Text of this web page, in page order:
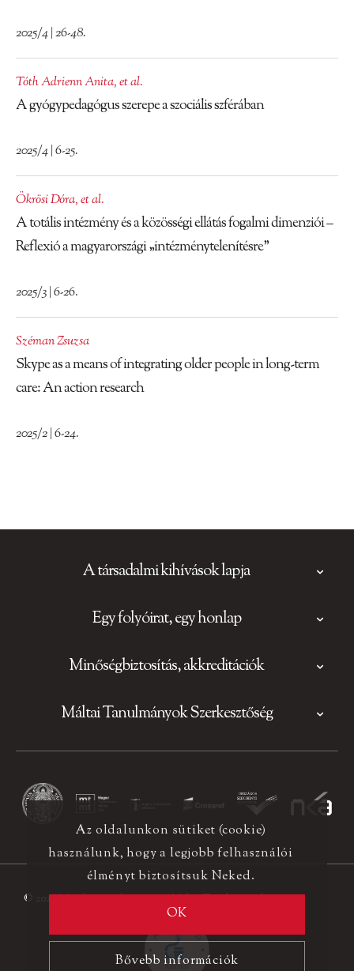
2025/4 | 26-48.
Tóth Adrienn Anita,et al.
A gyógypedagógus szerepe a szociális szférában
2025/4 | 6-25.
Ökrösi Dóra,et al.
A totális intézmény és a közösségi ellátás fogalmi dimenziói –
Reflexió a magyarországi „intézménytelenítésre”
2025/3 | 6-26.
Széman Zsuzsa
Skype as a means of integrating older people in long-term
care: An action research
2025/2 | 6-24.
A társadalmi kihívások lapja
Egy folyóirat, egy honlap
Minőségbiztosítás, akkreditációk
Máltai Tanulmányok Szerkesztőség
© 2026 Minden jog fenntartva! Máltai Tanulmányok
Az oldalunkon sütiket (cookie)
használunk, hogy a legjobb felhasználói
élményt biztosítsuk Neked.
OK
Bővebb információk